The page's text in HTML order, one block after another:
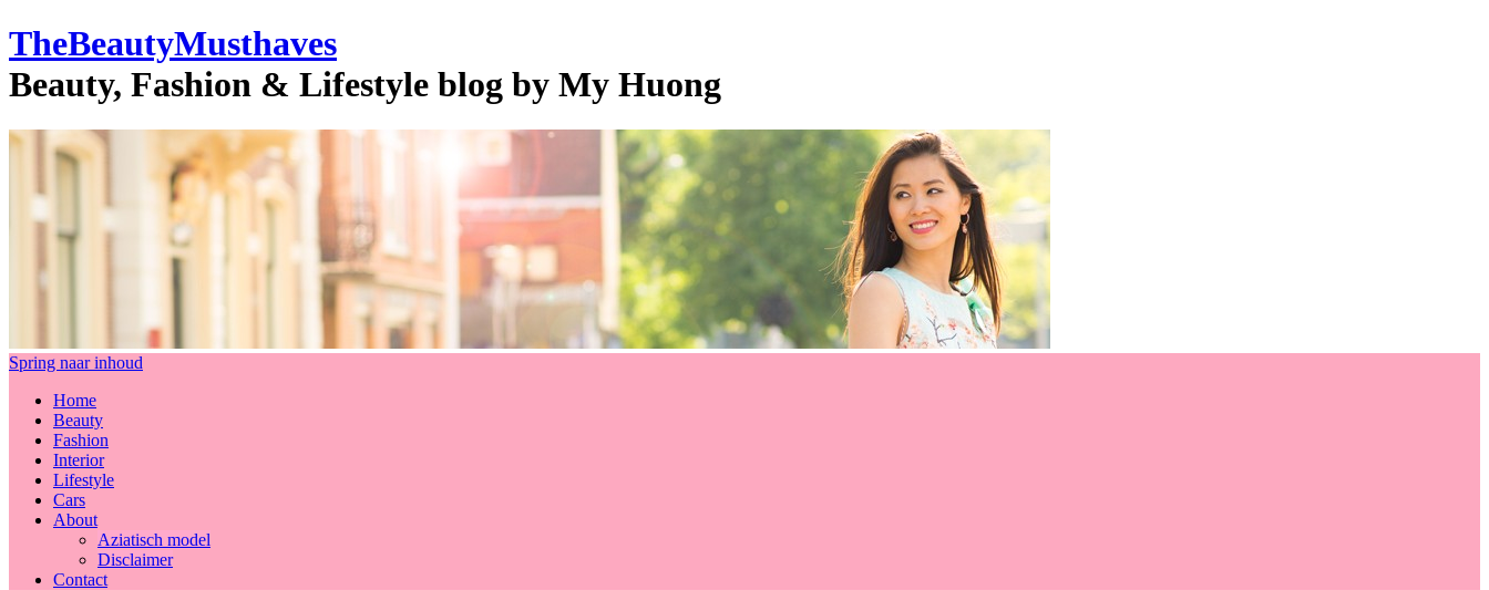
TheBeautyMusthaves
Beauty, Fashion & Lifestyle blog by My Huong
Spring naar inhoud
Home
Beauty
Fashion
Interior
Lifestyle
Cars
About
Aziatisch model
Disclaimer
Contact